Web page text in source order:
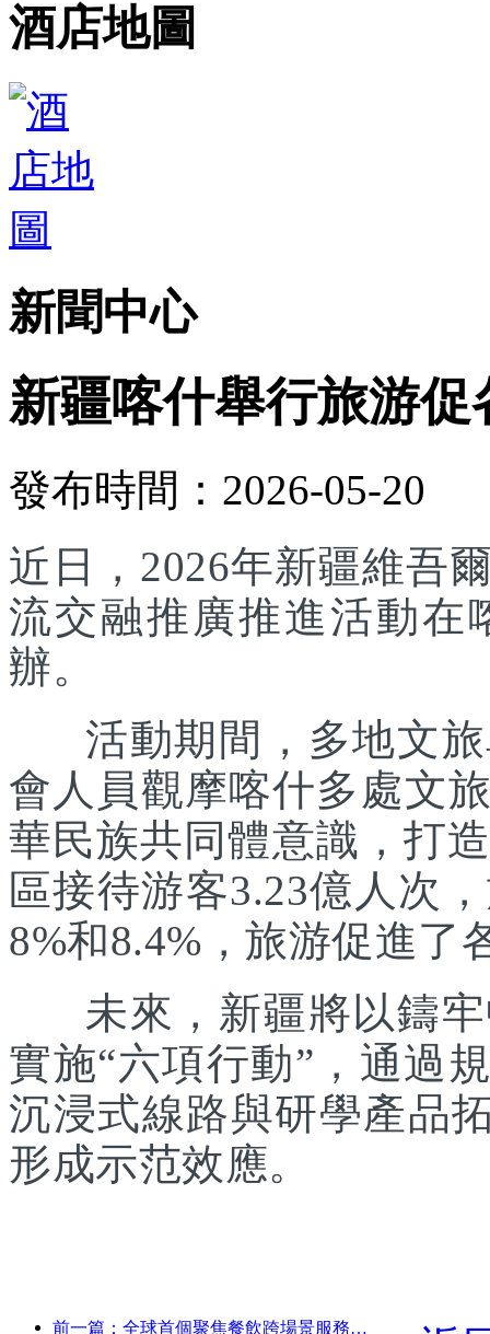
酒店地圖
新聞中心
新疆喀什舉行旅游
發布時間：2026-05-20
近日，2026年新疆維吾
流交融推廣推進活動在
辦。
活動期間，多地文旅
會人員觀摩喀什多處文
華民族共同體意識，打
區接待游客3.23億人次
8%和8.4%，旅游促進了
未來，新疆將以鑄牢
實施“六項行動”，通過
沉浸式線路與研學產品
形成示范效應。
前一篇：全球首個聚焦餐飲跨場景服務的人形機器人發布